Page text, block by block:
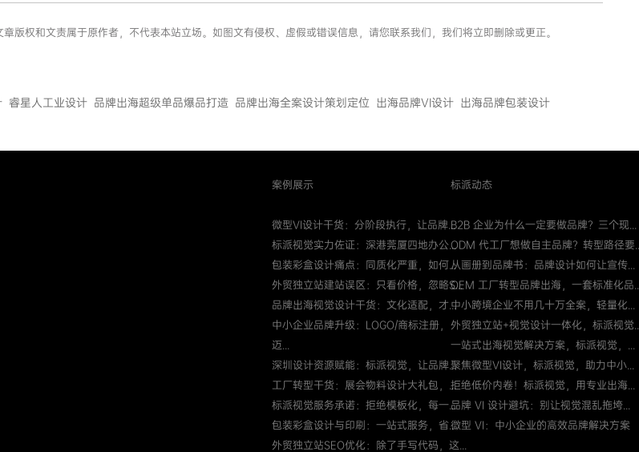
版权和文责属于原作者，不代表本站立场。如图文有侵权、虚假或错误信息，请您联系我们，我们将立即删除或更正。
睿星人工业设计 品牌出海超级单品爆品打造 品牌出海全案设计策划定位 出海品牌VI设计 出海品牌包装设计
案例展示
微型VI设计干货：分阶段执行，让品牌...
标派视觉实力佐证：深港莞厦四地办公...
包装彩盒设计痛点：同质化严重，如何...
外贸独立站建站误区：只看价格，忽略S...
品牌出海视觉设计干货：文化适配，才...
中小企业品牌升级：LOGO/商标注册，
迈...
深圳设计资源赋能：标派视觉，让品牌...
工厂转型干货：展会物料设计大礼包，...
标派视觉服务承诺：拒绝模板化，每一...
包装彩盒设计与印刷：一站式服务，省...
外贸独立站SEO优化：除了手写代码，这...
标派动态
B2B 企业为什么一定要做品牌？三个现...
ODM 代工厂想做自主品牌？转型路径要
从画册到品牌书：品牌设计如何让宣传...
OEM 工厂转型品牌出海，一套标准化品
中小跨境企业不用几十万全案，轻量化...
外贸独立站+视觉设计一体化，标派视觉
一站式出海视觉解决方案，标派视觉，...
聚焦微型VI设计，标派视觉，助力中小...
拒绝低价内卷！标派视觉，用专业出海...
品牌 VI 设计避坑：别让视觉混乱拖垮...
微型 VI：中小企业的高效品牌解决方案